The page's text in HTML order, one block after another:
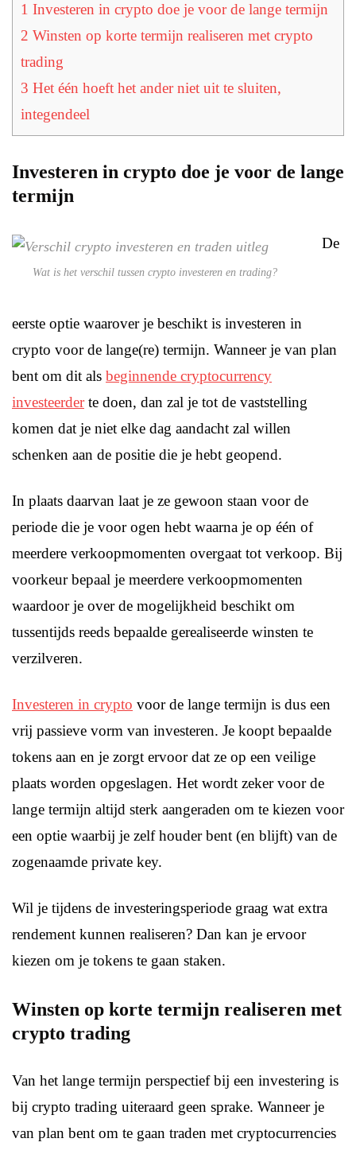
1 Investeren in crypto doe je voor de lange termijn
2 Winsten op korte termijn realiseren met crypto
trading
3 Het één hoeft het ander niet uit te sluiten,
integendeel
Investeren in crypto doe je voor de lange
termijn
Wat is het verschil tussen crypto investeren en trading?
De
eerste optie waarover je beschikt is investeren in
crypto voor de lange(re) termijn. Wanneer je van plan
bent om dit als beginnende cryptocurrency
investeerderte doen, dan zal je tot de vaststelling
komen dat je niet elke dag aandacht zal willen
schenken aan de positie die je hebt geopend.
In plaats daarvan laat je ze gewoon staan voor de
periode die je voor ogen hebt waarna je op één of
meerdere verkoopmomenten overgaat tot verkoop. Bij
voorkeur bepaal je meerdere verkoopmomenten
waardoor je over de mogelijkheid beschikt om
tussentijds reeds bepaalde gerealiseerde winsten te
verzilveren.
Investeren in crypto voor de lange termijn is dus een
vrij passieve vorm van investeren. Je koopt bepaalde
tokens aan en je zorgt ervoor dat ze op een veilige
plaats worden opgeslagen. Het wordt zeker voor de
lange termijn altijd sterk aangeraden om te kiezen voor
een optie waarbij je zelf houder bent (en blijft) van de
zogenaamde private key.
Wil je tijdens de investeringsperiode graag wat extra
rendement kunnen realiseren? Dan kan je ervoor
kiezen om je tokens te gaan staken.
Winsten op korte termijn realiseren met
crypto trading
Van het lange termijn perspectief bij een investering is
bij crypto trading uiteraard geen sprake. Wanneer je
van plan bent om te gaan traden met cryptocurrencies